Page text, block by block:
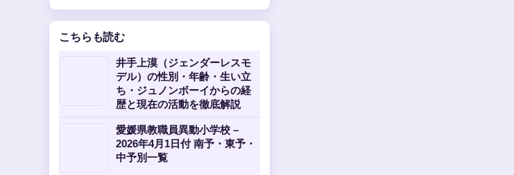
こちらも読む
井手上漠（ジェンダーレスモ
デル）の性別・年齢・生い立
ち・ジュノンボーイからの経
歴と現在の活動を徹底解説
愛媛県教職員異動小学校 –
2026年4月1日付 南予・東予・
中予別一覧